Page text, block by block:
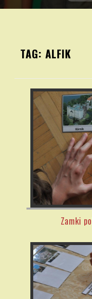
contentTAG: ALFIK
Zamki